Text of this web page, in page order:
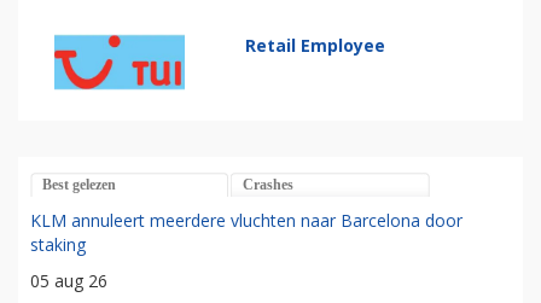
Retail Employee
Best gelezen Crashes
KLM annuleert meerdere vluchten naar Barcelona door
staking
05 aug 26